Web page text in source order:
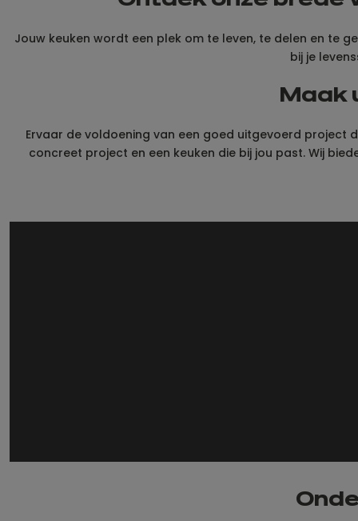
Jouw keuken wordt een plek om te leven, te delen en te
bij je
Maak
Ervaar de voldoening van een goed uitgevoerd project
concreet project en een keuken die bij jou past. Wij